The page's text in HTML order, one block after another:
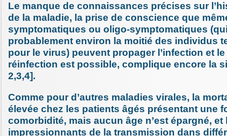
Le manque de connaissances précises sur
de la maladie, la prise de conscience que
symptomatiques ou oligo-symptomatiques
probablement environ la moitié des individus
pour le virus) peuvent propager l’infection et
réinfection est possible, complique encore la
2,3,4].
Comme pour d’autres maladies virales, la
élevée chez les patients âgés présentant une
comorbidité, mais aucun âge n’est épargné,
impressionnants de la transmission dans